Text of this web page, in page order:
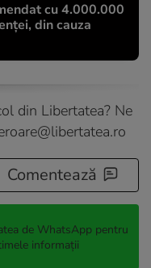
cu 4.000.000
din cauza
din Libertatea? Ne
Comentează
de WhatsApp pentru
informații